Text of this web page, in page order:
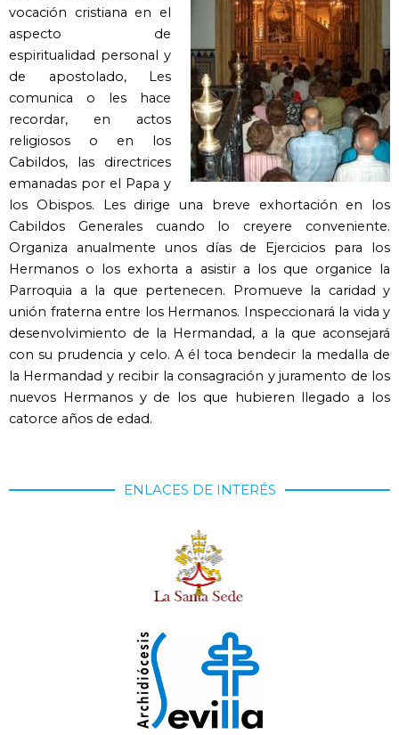
vocación cristiana en el
aspecto de
espiritualidad personal y
de apostolado, Les
comunica o les hace
recordar, en actos
religiosos o en los
Cabildos, las directrices
emanadas por el Papa y
los Obispos. Les dirige una breve exhortación en los
Cabildos Generales cuando lo creyere conveniente.
Organiza anualmente unos días de Ejercicios para los
Hermanos o los exhorta a asistir a los que organice la
Parroquia a la que pertenecen. Promueve la caridad y
unión fraterna entre los Hermanos. Inspeccionará la vida y
desenvolvimiento de la Hermandad, a la que aconsejará
con su prudencia y celo. A él toca bendecir la medalla de
la Hermandad y recibir la consagración y juramento de los
nuevos Hermanos y de los que hubieren llegado a los
catorce años de edad.
ENLACES DE INTERÉS